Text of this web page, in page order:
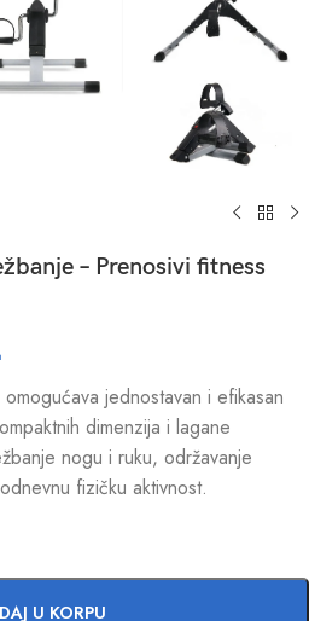
– Prenosivi fitness
jednostavan i efikasan
dimenzija i lagane
nogu i ruku, održavanje
fizičku aktivnost.
U KORPU